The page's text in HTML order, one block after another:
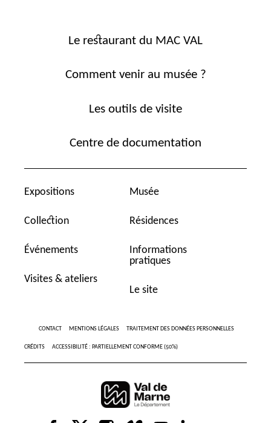
Le restaurant du MAC VAL
Comment venir au musée ?
Les outils de visite
Centre de documentation
Expositions
Collection
Événements
Visites & ateliers
Musée
Résidences
Informations
pratiques
Le site
CONTACT MENTIONS LÉGALES TRAITEMENT DES DONNÉES PERSONNELLES
CRÉDITS ACCESSIBILITÉ : PARTIELLEMENT CONFORME (50%)